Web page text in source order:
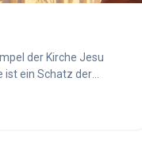
der Kirche Jesu
ist ein Schatz der
Young